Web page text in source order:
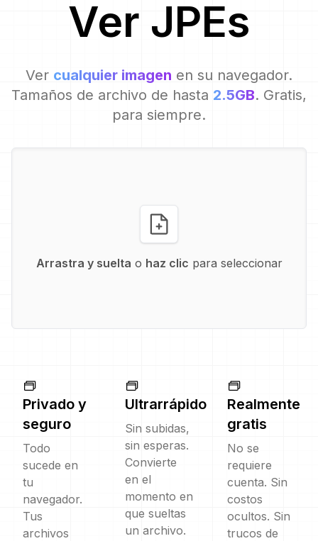
Ver JPEs
Ver cualquier imagen en su navegador.
Tamaños de archivo de hasta 2.5GB. Gratis,
para siempre.
Arrastra y suelta o haz clic para seleccionar
Privado y
seguro
Todo
sucede en
tu
navegador.
Tus
archivos
Ultrarrápido
Sin subidas,
sin esperas.
Convierte
en el
momento en
que sueltas
un archivo.
Realmente
gratis
No se
requiere
cuenta. Sin
costos
ocultos. Sin
trucos de